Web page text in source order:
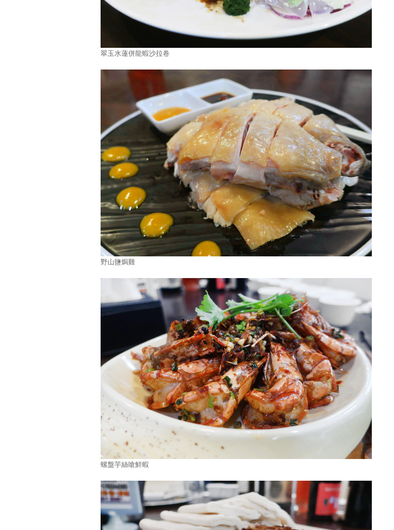
翠玉水蓮併龍蝦沙拉卷
野山鹽焗雞
螺盤芋絲嗆鮮蝦